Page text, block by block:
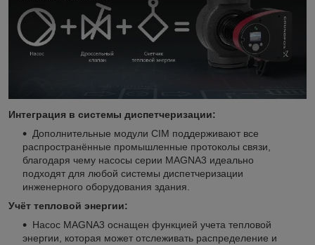
Интеграция в системы диспетчеризации:
Дополнительные модули CIM поддерживают все
распространённые промышленные протоколы связи,
благодаря чему насосы серии MAGNA3 идеально
подходят для любой системы диспетчеризации
инженерного оборудования здания.
Учёт тепловой энергии:
Насос MAGNA3 оснащен функцией учета тепловой
энергии, которая может отслеживать распределение и